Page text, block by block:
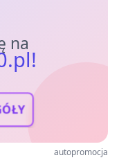
na
autopromocja